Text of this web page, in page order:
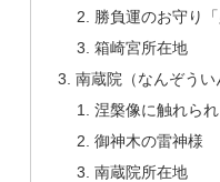
勝負運のお守り「
箱崎宮所在地
南蔵院（なんぞうい
涅槃像に触れら
御神木の雷神様
南蔵院所在地